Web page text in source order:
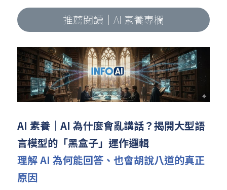
推薦閱讀｜AI 素養專欄
AI 素養｜AI 為什麼會亂講話？揭開大型語
言模型的「黑盒子」運作邏輯
理解 AI 為何能回答、也會胡說八道的真正
原因